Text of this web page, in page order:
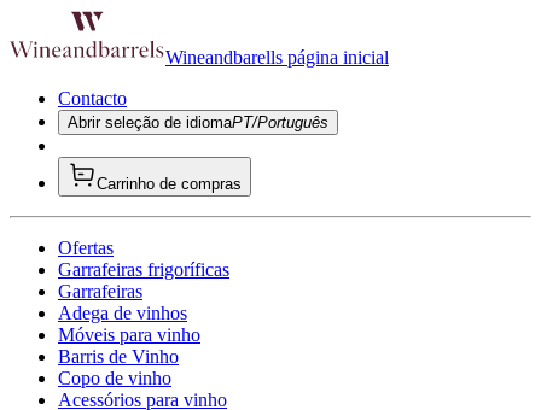
Wineandbarells página inicial
Contacto
Abrir seleção de idiomaPT/Português
Carrinho de compras
Ofertas
Garrafeiras frigoríficas
Garrafeiras
Adega de vinhos
Móveis para vinho
Barris de Vinho
Copo de vinho
Acessórios para vinho